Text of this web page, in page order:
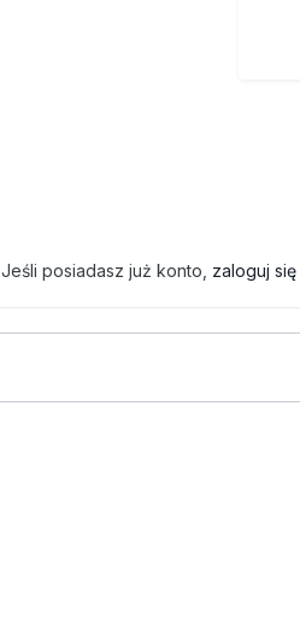
posiadasz już konto, zaloguj się